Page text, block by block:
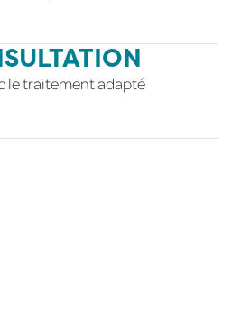
le traitement adapté